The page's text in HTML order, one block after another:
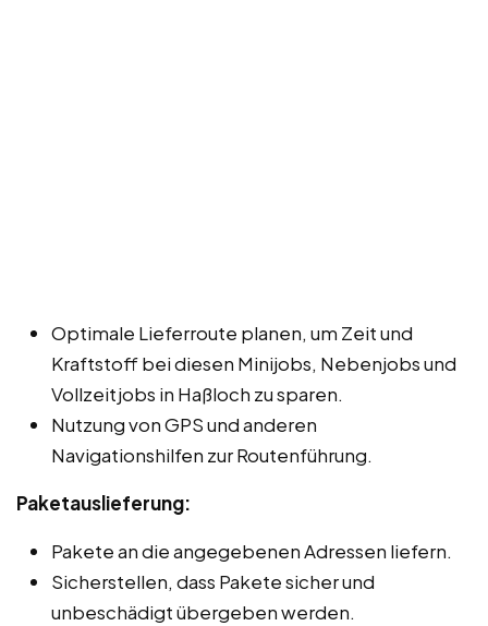
Optimale Lieferroute planen, um Zeit und
Kraftstoff bei diesen Minijobs, Nebenjobs und
Vollzeitjobs in Haßloch zu sparen.
Nutzung von GPS und anderen
Navigationshilfen zur Routenführung.
Paketauslieferung:
Pakete an die angegebenen Adressen liefern.
Sicherstellen, dass Pakete sicher und
unbeschädigt übergeben werden.